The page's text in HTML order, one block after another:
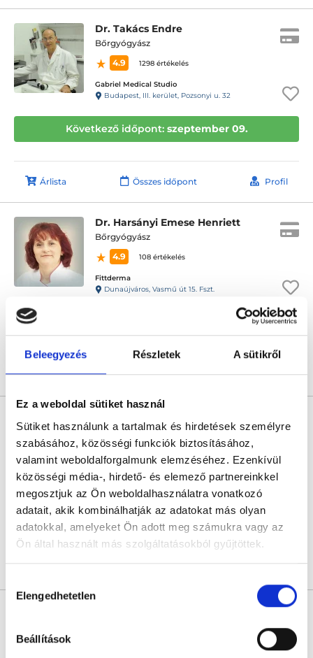
Beleegyezés Részletek A sütikről
Ez a weboldal sütiket használ
Sütiket használunk a tartalmak és hirdetések személyre
szabásához, közösségi funkciók biztosításához,
valamint weboldalforgalmunk elemzéséhez. Ezenkívül
közösségi média-, hirdető- és elemező partnereinkkel
megosztjuk az Ön weboldalhasználatra vonatkozó
adatait, akik kombinálhatják az adatokat más olyan
adatokkal, amelyeket Ön adott meg számukra vagy az
Ön által használt más szolgáltatásokból gyűjtöttek.
szabályzat:https://foglaljorvost.hu/info/foglaljorvost-
kiválasztása
Elengedhetetlen
Beállítások
Dr. Takács Endre
Bőrgyógyász
4.9
1298 értékelés
Gabriel Medical Studio
Budapest, III. kerület, Pozsonyi u. 32
Következő időpont: szeptember 09.
Árlista Összes időpont Profil
Dr. Harsányi Emese Henriett
Bőrgyógyász
4.9
108 értékelés
Fittderma
Dunaújváros, Vasmű út 15. Fszt.
szeptember 16.
Árlista Összes időpont Profil
Bőrgyógyász
4.9
Medaid - Budapest
Budapest, VII. kerület, Rákóczi út 40. I/1.
Sajnáljuk, jelenleg nincs szabad időpont!
* Szakorvos jelölt (rezidens): általános orvosi oklevéllel rendelkező
önállóan nem végezhető szakmai tevékenységért teljes
felelősséggel tartozik és azt közvetlenül felügyeli az egészségügyi